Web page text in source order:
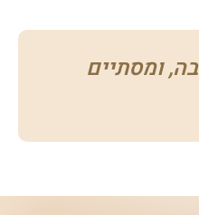
ומסתיים